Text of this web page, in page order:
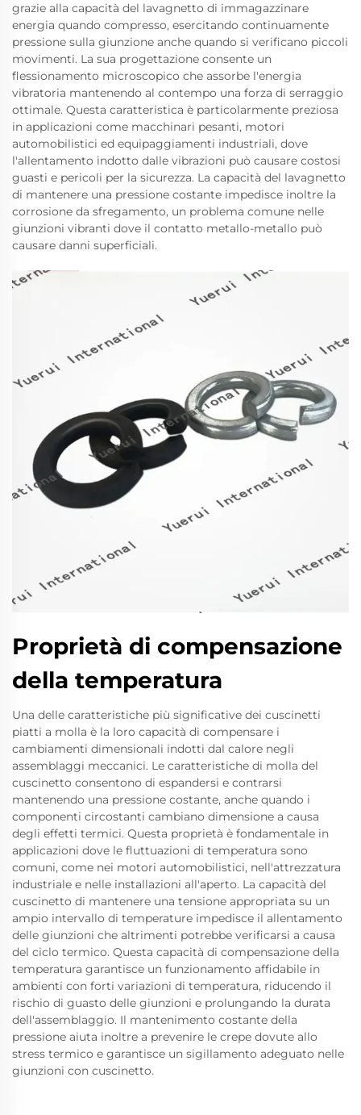
grazie alla capacità del lavagnetto di immagazzinare
energia quando compresso, esercitando continuamente
pressione sulla giunzione anche quando si verificano piccoli
movimenti. La sua progettazione consente un
flessionamento microscopico che assorbe l'energia
vibratoria mantenendo al contempo una forza di serraggio
ottimale. Questa caratteristica è particolarmente preziosa
in applicazioni come macchinari pesanti, motori
automobilistici ed equipaggiamenti industriali, dove
l'allentamento indotto dalle vibrazioni può causare costosi
guasti e pericoli per la sicurezza. La capacità del lavagnetto
di mantenere una pressione costante impedisce inoltre la
corrosione da sfregamento, un problema comune nelle
giunzioni vibranti dove il contatto metallo-metallo può
causare danni superficiali.
Proprietà di compensazione
della temperatura
Una delle caratteristiche più significative dei cuscinetti
piatti a molla è la loro capacità di compensare i
cambiamenti dimensionali indotti dal calore negli
assemblaggi meccanici. Le caratteristiche di molla del
cuscinetto consentono di espandersi e contrarsi
mantenendo una pressione costante, anche quando i
componenti circostanti cambiano dimensione a causa
degli effetti termici. Questa proprietà è fondamentale in
applicazioni dove le fluttuazioni di temperatura sono
comuni, come nei motori automobilistici, nell'attrezzatura
industriale e nelle installazioni all'aperto. La capacità del
cuscinetto di mantenere una tensione appropriata su un
ampio intervallo di temperature impedisce il allentamento
delle giunzioni che altrimenti potrebbe verificarsi a causa
del ciclo termico. Questa capacità di compensazione della
temperatura garantisce un funzionamento affidabile in
ambienti con forti variazioni di temperatura, riducendo il
rischio di guasto delle giunzioni e prolungando la durata
dell'assemblaggio. Il mantenimento costante della
pressione aiuta inoltre a prevenire le crepe dovute allo
stress termico e garantisce un sigillamento adeguato nelle
giunzioni con cuscinetto.